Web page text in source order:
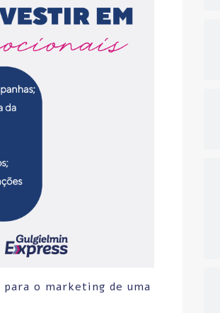
o marketing de uma